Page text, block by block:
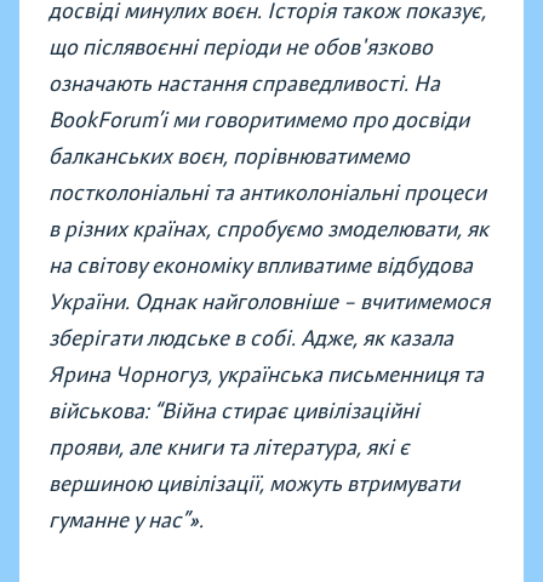
досвіді минулих воєн. Історія також показує,
що післявоєнні періоди не обов'язково
означають настання справедливості. На
BookForum’і ми говоритимемо про досвіди
балканських воєн, порівнюватимемо
постколоніальні та антиколоніальні процеси
в різних країнах, спробуємо змоделювати, як
на світову економіку впливатиме відбудова
України. Однак найголовніше – вчитимемося
зберігати людське в собі. Адже, як казала
Ярина Чорногуз, українська письменниця та
військова: “Війна стирає цивілізаційні
прояви, але книги та література, які є
вершиною цивілізації, можуть втримувати
гуманне у нас”».